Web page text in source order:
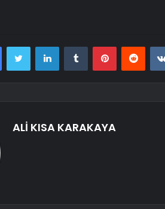
FacebookTwitter LinkedInTumblr Pinterest
ALİ KISA KARAKAYA